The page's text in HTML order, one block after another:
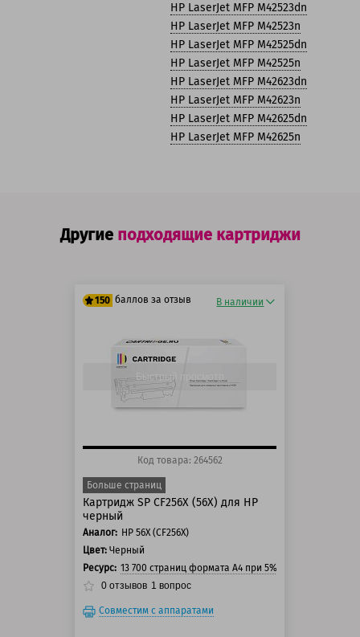
HP LaserJet MFP M42523dn
HP LaserJet MFP M42523n
HP LaserJet MFP M42525dn
HP LaserJet MFP M42525n
HP LaserJet MFP M42623dn
HP LaserJet MFP M42623n
HP LaserJet MFP M42625dn
HP LaserJet MFP M42625n
Другие подходящие картриджи
150 баллов за отзыв
125 баллов
150 баллов
В наличии
Быстрый просмотр
Код товара: 264562
Больше страниц
Картридж SP CF256X (56X) для HP
черный
Аналог: HP 56X (CF256X)
Цвет: Черный
Ресурс: 13 700 страниц формата A4 при 5% заполнении
0 отзывов 1 вопрос
Совместим с аппаратами